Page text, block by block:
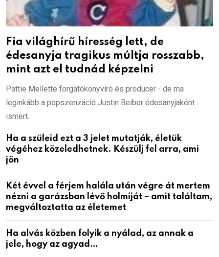
Fia világhírű híresség lett, de
édesanyja tragikus múltja rosszabb,
mint azt el tudnád képzelni
Pattie Mellette forgatókönyvíró és producer - de ma
leginkább a popszenzáció Justin Beiber édesanyjaként
ismert.
Ha a szüleid ezt a 3 jelet mutatják, életük
végéhez közeledhetnek. Készülj fel arra, ami
jön
Két évvel a férjem halála után végre át mertem
nézni a garázsban lévő holmiját – amit találtam,
megváltoztatta az életemet
Ha alvás közben folyik a nyálad, az annak a
jele, hogy az agyad…